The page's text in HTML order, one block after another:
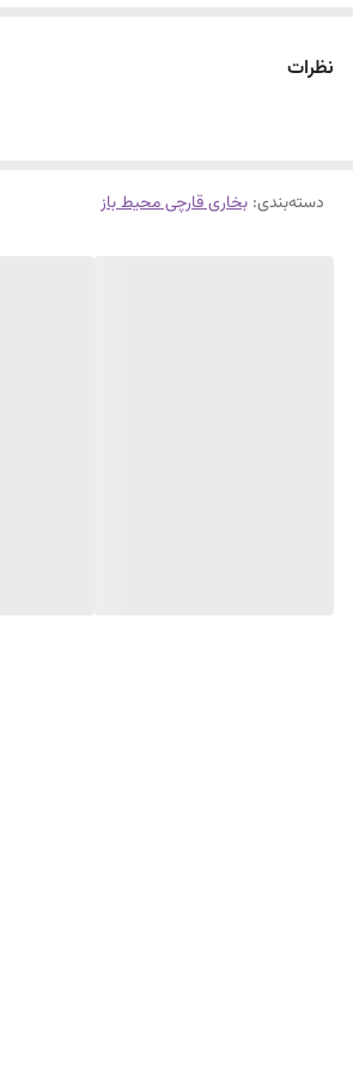
نظرات
دسته‌بندی: بخاری قارچی محیط باز